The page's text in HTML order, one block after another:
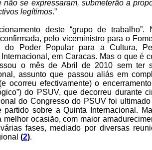
se expressaram, submeterão a
legítimos.”
deste “grupo de trabalho”.
pelo viceministro para o
do Poder Popular para a Cultura,
em Caracas. Mas o que é
o mês de Abril de 2010 sem ter
assunto que passou aliás em
ocorreu efectivamente) o
do PSUV, que decorreu durante
do Congresso do PSUV foi ultimado
sobre a Quinta Internacional.
ocasião, com maior
fases, mediado por diversas
(2).